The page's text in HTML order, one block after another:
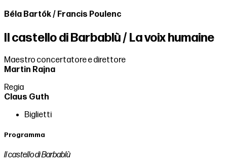
Béla Bartók / Francis Poulenc
Il castello di Barbablù / La voix humaine
Maestro concertatore e direttore
Martin Rajna
Regia
Claus Guth
Biglietti
Programma
Il castello di Barbablù